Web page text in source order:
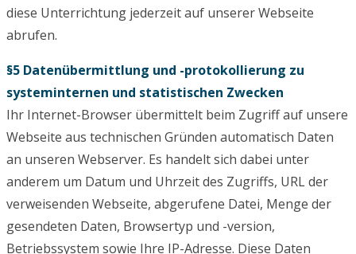
diese Unterrichtung jederzeit auf unserer Webseite
abrufen.
§5 Datenübermittlung und -protokollierung zu
systeminternen und statistischen Zwecken
Ihr Internet-Browser übermittelt beim Zugriff auf unsere
Webseite aus technischen Gründen automatisch Daten
an unseren Webserver. Es handelt sich dabei unter
anderem um Datum und Uhrzeit des Zugriffs, URL der
verweisenden Webseite, abgerufene Datei, Menge der
gesendeten Daten, Browsertyp und -version,
Betriebssystem sowie Ihre IP-Adresse. Diese Daten